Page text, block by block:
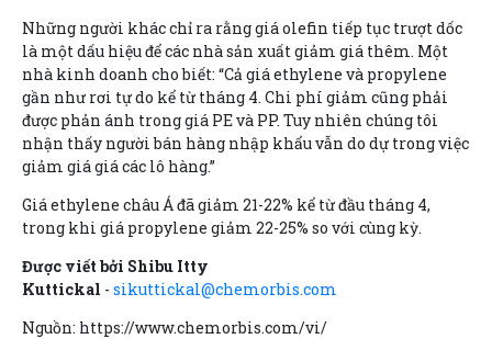
Những người khác chỉ ra rằng giá olefin tiếp tục trượt dốc
là một dấu hiệu để các nhà sản xuất giảm giá thêm. Một
nhà kinh doanh cho biết: “Cả giá ethylene và propylene
gần như rơi tự do kể từ tháng 4. Chi phí giảm cũng phải
được phản ánh trong giá PE và PP. Tuy nhiên chúng tôi
nhận thấy người bán hàng nhập khẩu vẫn do dự trong việc
giảm giá giá các lô hàng.”
Giá ethylene châu Á đã giảm 21-22% kể từ đầu tháng 4,
trong khi giá propylene giảm 22-25% so với cùng kỳ.
Được viết bởi Shibu Itty
Kuttickal - sikuttickal@chemorbis.com
Nguồn: https://www.chemorbis.com/vi/